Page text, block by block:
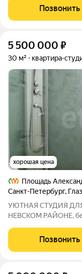
лет. Комплекс
улица Крыленко,
Позвонить
5 500 000 ₽
30 м² квартира-
хорошая цена
Площадь
Санкт-Петербург,
УЮТНАЯ СТУДИЯ
НЕВСКОМ РАЙОНЕ,
пользования)
отдыха и комфорта,
Позвонить